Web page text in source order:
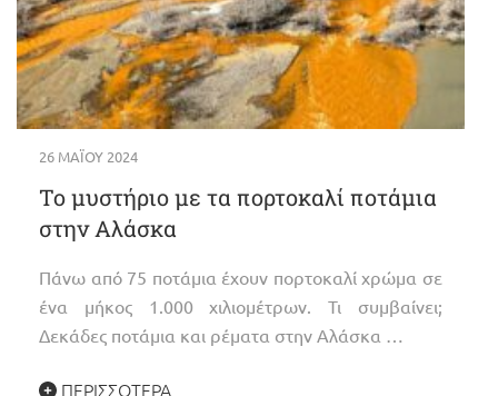
26 ΜΑΪ́ΟΥ 2024
Το μυστήριο με τα πορτοκαλί ποτάμια
στην Αλάσκα
Πάνω από 75 ποτάμια έχουν πορτοκαλί χρώμα σε
ένα μήκος 1.000 χιλιομέτρων. Τι συμβαίνει;
Δεκάδες ποτάμια και ρέματα στην Αλάσκα …
ΠΕΡΙΣΣΌΤΕΡΑ